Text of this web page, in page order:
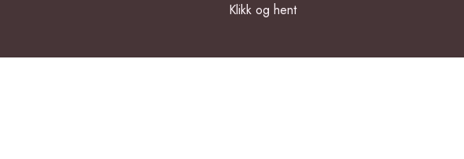
Klikk og hent